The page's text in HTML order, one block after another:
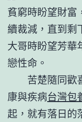
貧窮時盼望財富
續裁減，直到剩
大哥時盼望芳華
戀性命。
苦楚隨同歡
康與疾病台灣包
起，就有落日的